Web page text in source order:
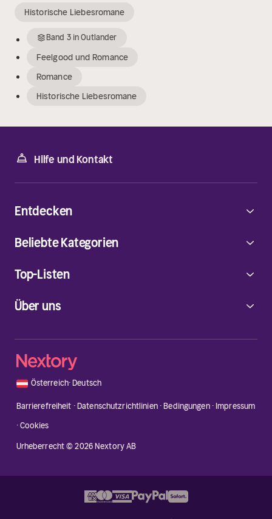
Historische Liebesromane
Band 3inOutlander
Feelgood und Romance
Romance
Historische Liebesromane
Hilfe und Kontakt
Über uns
Entdecken
Beliebte Kategorien
Top-Listen
🇦🇹 Österreich·Deutsch
Barrierefreiheit ·Datenschutzrichtlinien·Bedingungen· Impressum
·Cookies
Urheberrecht © 2026 Nextory AB